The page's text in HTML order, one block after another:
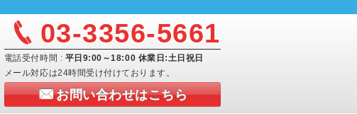
03-3356-5661
電話受付時間 : 平日9:00～18:00 休業日:土日祝日
メール対応は24時間受け付けております。
お問い合わせはこちら